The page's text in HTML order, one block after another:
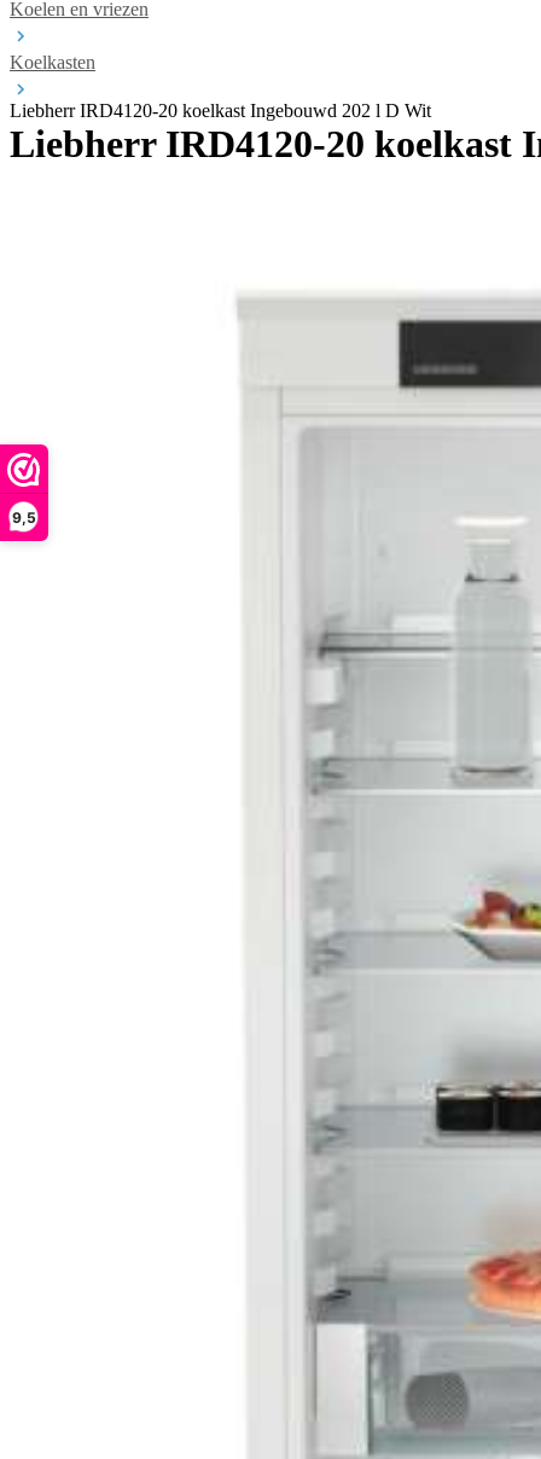
9,5
Koelen en vriezen
Koelkasten
Liebherr IRD4120-20 koelkast Ingebouwd 202 l D Wit
Liebherr IRD4120-20 koelkast